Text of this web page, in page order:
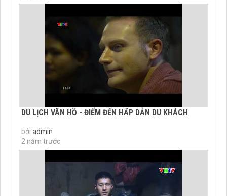
DU LỊCH VÂN HỒ - ĐIỂM ĐẾN HẤP DẪN DU KHÁCH
bởi admin
2 năm trước